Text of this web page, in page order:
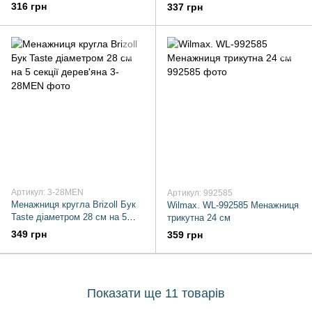
316 грн 337 грн
Артикул: 3-28MEN
Менажниця кругла Brizoll Бук
Taste діаметром 28 см на 5
секції дерев'яна
349 грн
Артикул: 992585
Wilmax. WL-992585 Менажниця
трикутна 24 см
359 грн
Показати ще 11 товарів